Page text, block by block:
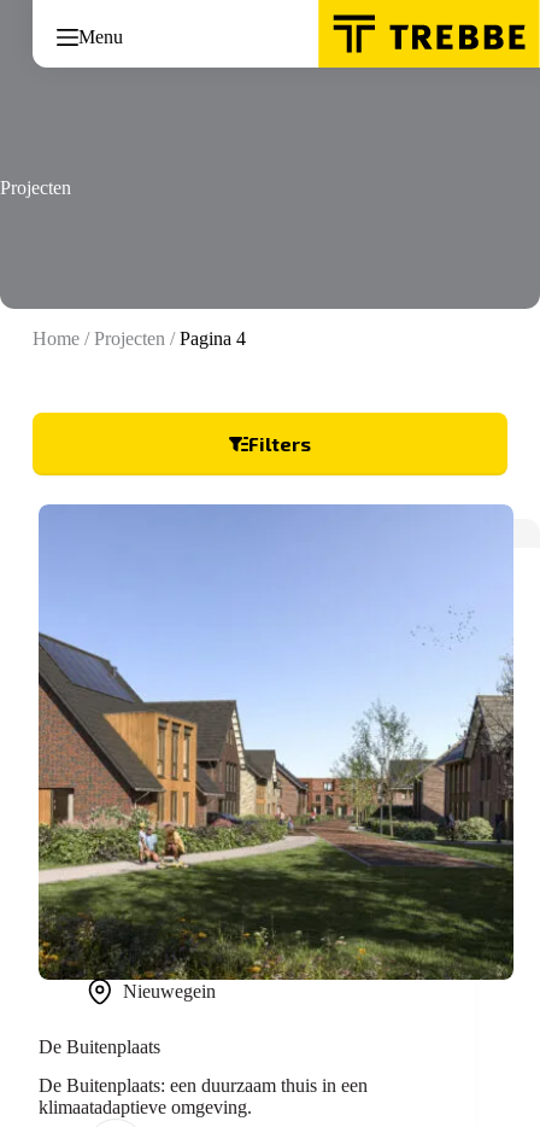
inhoud
Menu
Projecten
Home/Projecten /Pagina 4
Filters
Nieuwegein
De Buitenplaats
De Buitenplaats: een duurzaam thuis in een
klimaatadaptieve omgeving.